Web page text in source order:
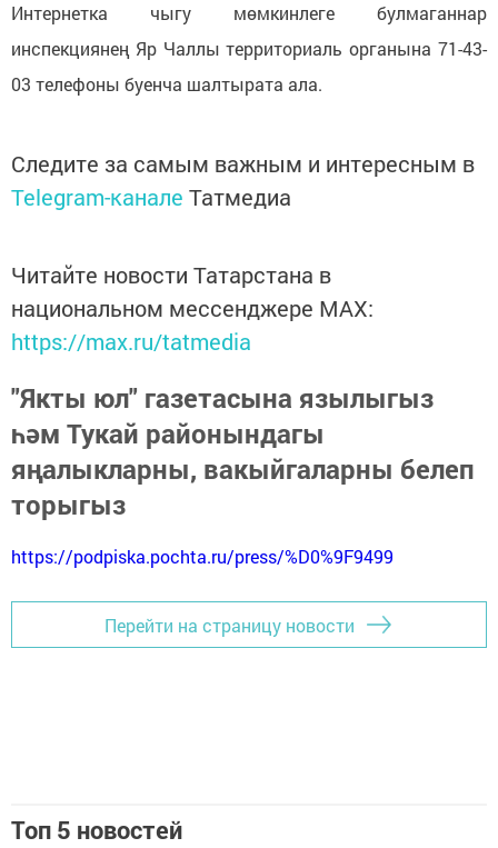
Интернетка чыгу мөмкинлеге булмаганнар
инспекциянең Яр Чаллы территориаль органына 71-43-
03 телефоны буенча шалтырата ала.
Следите за самым важным и интересным в
Telegram-канале Татмедиа
Читайте новости Татарстана в
национальном мессенджере MАХ:
https://max.ru/tatmedia
"Якты юл" газетасына язылыгыз
һәм Тукай районындагы
яңалыкларны, вакыйгаларны белеп
торыгыз
https://podpiska.pochta.ru/press/%D0%9F9499
Перейти на страницу новости
Топ 5 новостей